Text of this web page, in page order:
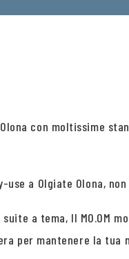
con moltissime
use a Olgiate Olona,
a tema, Il MO.OM
per mantenere la tua